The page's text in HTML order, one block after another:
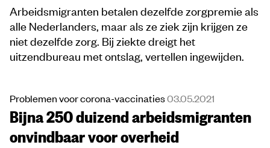
Arbeidsmigranten betalen dezelfde zorgpremie als
alle Nederlanders, maar als ze ziek zijn krijgen ze
niet dezelfde zorg. Bij ziekte dreigt het
uitzendbureau met ontslag, vertellen ingewijden.
Problemen voor corona-vaccinaties03.05.2021
Bijna 250 duizend arbeidsmigranten
onvindbaar voor overheid